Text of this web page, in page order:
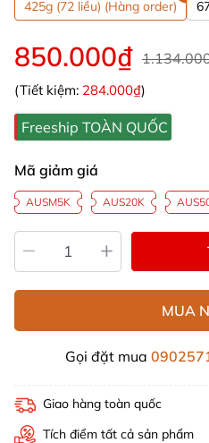
425g (72 liều) (Hàng order)
850.000₫
(Tiết kiệm: 284.000₫)
Freeship TOÀN QUỐC
Mã giảm giá
AUSM5K AUS20K
MUA
Gọi đặt mua
Giao hàng toàn quốc
Tích điểm tất cả sản phẩm